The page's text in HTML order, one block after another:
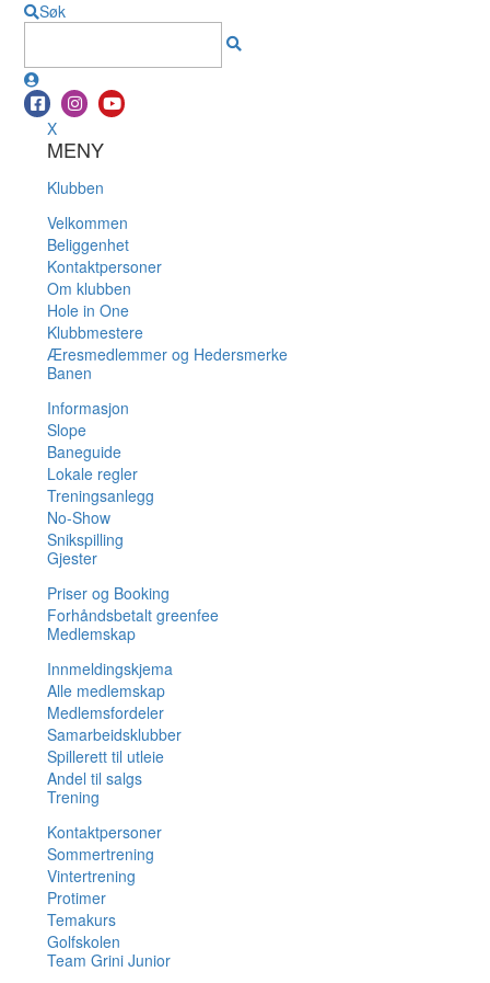
Søk
X
MENY
Klubben
Velkommen
Beliggenhet
Kontaktpersoner
Om klubben
Hole in One
Klubbmestere
Æresmedlemmer og Hedersmerke
Banen
Informasjon
Slope
Baneguide
Lokale regler
Treningsanlegg
No-Show
Snikspilling
Gjester
Priser og Booking
Forhåndsbetalt greenfee
Medlemskap
Innmeldingskjema
Alle medlemskap
Medlemsfordeler
Samarbeidsklubber
Spillerett til utleie
Andel til salgs
Trening
Kontaktpersoner
Sommertrening
Vintertrening
Protimer
Temakurs
Golfskolen
Team Grini Junior